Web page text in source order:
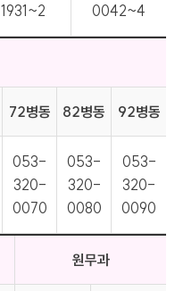
1931~2
0042~4
72병동 82병동 92병동
053-
320-
0070
053-
320-
0080
053-
320-
0090
원무과